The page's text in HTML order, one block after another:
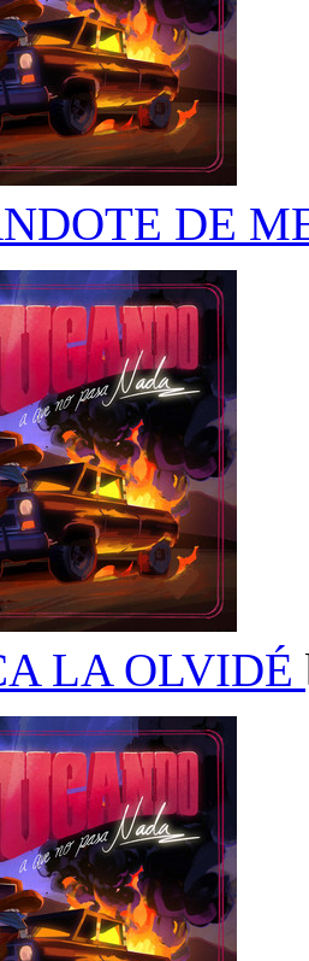
DE
LA OLVIDÉ